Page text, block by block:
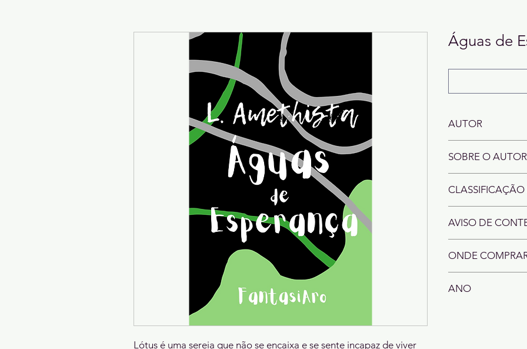
Lótus é uma sereia que não se encaixa e se sente incapaz de viver
Águas de
AUTOR
SOBRE O AUTOR
em 2001 sob as
Rio de Janeiro.
enquanto escritora
permitam que
LGBTQIA+ possam
AVISO DE
violência sexual (não
ONDE
ANO